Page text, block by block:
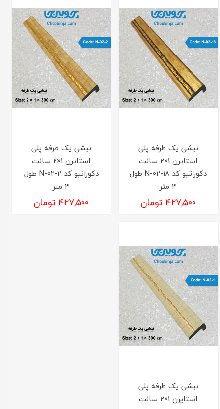
نبشی یک طرفه پلی
استایرن 1×2 سانت
دکوراتیو کد N-02-18 طول
۳ متر
۴۲۷,۵۰۰ تومان
نبشی یک طرفه پلی
استایرن 1×2 سانت
دکوراتیو کد N-02-2 طول
۳ متر
۴۲۷,۵۰۰ تومان
نبشی یک طرفه پلی
استایرن 1×2 سانت